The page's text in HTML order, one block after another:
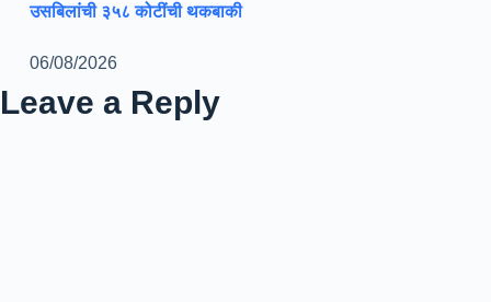
उसबिलांची ३५८ कोटींची थकबाकी
06/08/2026
Leave a Reply